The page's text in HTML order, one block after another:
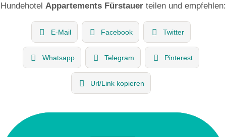
Hundehotel Appartements Fürstauerteilen und empfehlen:
E-Mail Facebook Twitter
Whatsapp Telegram Pinterest
Url/Link kopieren